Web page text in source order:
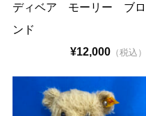
ディベア モーリー ブロ
ンド
¥12,000 （税込）